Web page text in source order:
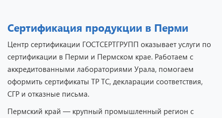
Сертификация продукции в Перми
Центр сертификации ГОСТСЕРТГРУПП оказывает услуги по
сертификации в Перми и Пермском крае. Работаем с
аккредитованными лабораториями Урала, помогаем
оформить сертификаты ТР ТС, декларации соответствия,
СГР и отказные письма.
Пермский край — крупный промышленный регион с